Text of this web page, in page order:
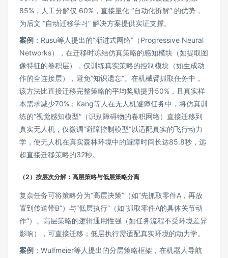
85%，人工分解仅 60%，直接量化 “自动化拆解” 的优势，
为后文 “自动迁移学习” 解决方案提供实证支撑。
案例 ：Rusu等人提出的“渐进式网络”（Progressive Neural
Networks），在迁移时冻结仿真策略的感知模块（如提取图
像特征的卷积层），仅训练真实策略的控制模块（如生成动
作的全连接层），避免“知识遗忘”。在机械臂抓取任务中，
该方法比直接迁移完整策略的平均奖励提升50%，且真实样
本需求减少70%；Kang等人在无人机避障任务中，将仿真训
练的“视觉感知模型”（识别障碍物的卷积网络）直接迁移到
真实无人机，仅微调“避障控制模型”以适配真实的飞行动力
学，使无人机在真实森林环境中的避障时间长达85.8秒，远
超直接迁移策略的32秒。
（2）按层次分解：高层策略与低层策略分离
复杂任务可将策略分为“高层决策”（如“先抓取零件A，再放
置到传送带B”）与“低层执行”（如“抓取零件A的具体关节动
作”）。高层策略的逻辑通用性强（如任务流程不受环境差异
影响），可直接迁移；低层执行需适配真实环境的动力学。
案例 ：Wulfmeier等人提出的分层策略框架，在机器人导航